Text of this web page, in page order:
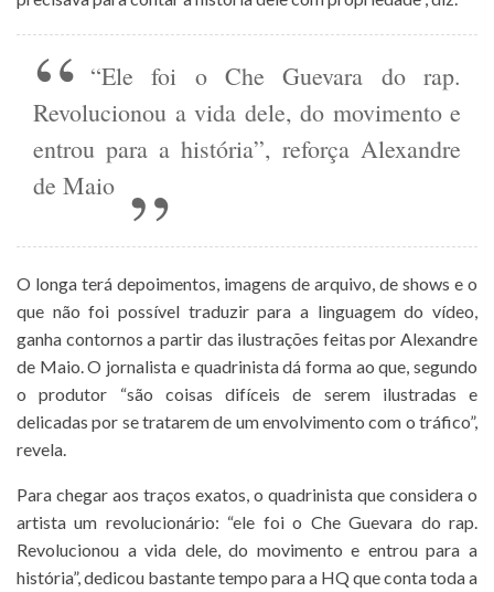
“Ele foi o Che Guevara do rap.
Revolucionou a vida dele, do movimento e
entrou para a história”, reforça Alexandre
de Maio
O longa terá depoimentos, imagens de arquivo, de shows e o
que não foi possível traduzir para a linguagem do vídeo,
ganha contornos a partir das ilustrações feitas por Alexandre
de Maio. O jornalista e quadrinista dá forma ao que, segundo
o produtor “são coisas difíceis de serem ilustradas e
delicadas por se tratarem de um envolvimento com o tráfico”,
revela.
Para chegar aos traços exatos, o quadrinista que considera o
artista um revolucionário: “ele foi o Che Guevara do rap.
Revolucionou a vida dele, do movimento e entrou para a
história”, dedicou bastante tempo para a HQ que conta toda a